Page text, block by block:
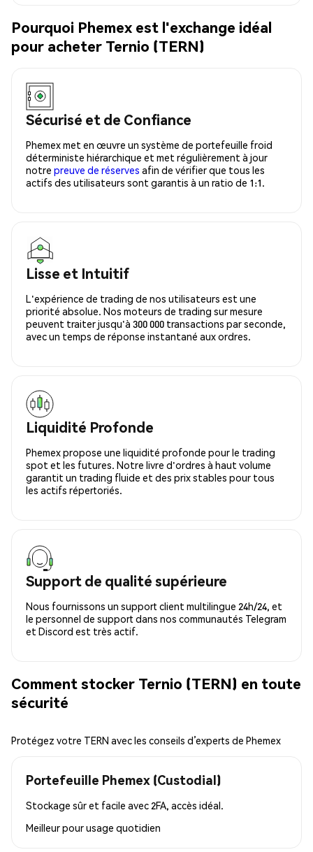
Pourquoi Phemex est l'exchange idéal
pour acheter Ternio (TERN)
Sécurisé et de Confiance
Phemex met en œuvre un système de portefeuille froid
déterministe hiérarchique et met régulièrement à jour
notre preuve de réserves afin de vérifier que tous les
actifs des utilisateurs sont garantis à un ratio de 1:1.
Lisse et Intuitif
L'expérience de trading de nos utilisateurs est une
priorité absolue. Nos moteurs de trading sur mesure
peuvent traiter jusqu'à 300 000 transactions par seconde,
avec un temps de réponse instantané aux ordres.
Liquidité Profonde
Phemex propose une liquidité profonde pour le trading
spot et les futures. Notre livre d'ordres à haut volume
garantit un trading fluide et des prix stables pour tous
les actifs répertoriés.
Support de qualité supérieure
Nous fournissons un support client multilingue 24h/24, et
le personnel de support dans nos communautés Telegram
et Discord est très actif.
Comment stocker Ternio (TERN) en toute
sécurité
Protégez votre TERN avec les conseils d’experts de Phemex
Portefeuille Phemex (Custodial)
Stockage sûr et facile avec 2FA, accès idéal.
Meilleur pourusage quotidien